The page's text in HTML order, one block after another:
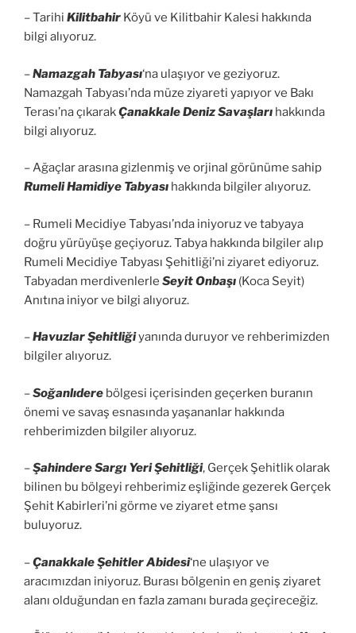
– Tarihi Kilitbahir Köyü ve Kilitbahir Kalesi hakkında
bilgi alıyoruz.
–Namazgah Tabyası‘na ulaşıyor ve geziyoruz.
Namazgah Tabyası’nda müze ziyareti yapıyor ve Bakı
Terası’na çıkarakÇanakkale Deniz Savaşları hakkında
bilgi alıyoruz.
– Ağaçlar arasına gizlenmiş ve orjinal görünüme sahip
Rumeli Hamidiye Tabyası hakkında bilgiler alıyoruz.
– Rumeli Mecidiye Tabyası’nda iniyoruz ve tabyaya
doğru yürüyüşe geçiyoruz. Tabya hakkında bilgiler alıp
Rumeli Mecidiye Tabyası Şehitliği’ni ziyaret ediyoruz.
Tabyadan merdivenlerle Seyit Onbaşı (Koca Seyit)
Anıtına iniyor ve bilgi alıyoruz.
–Havuzlar Şehitliğiyanında duruyor ve rehberimizden
bilgiler alıyoruz.
–Soğanlıdere bölgesi içerisinden geçerken buranın
önemi ve savaş esnasında yaşananlar hakkında
rehberimizden bilgiler alıyoruz.
–Şahindere Sargı Yeri Şehitliği, Gerçek Şehitlik olarak
bilinen bu bölgeyi rehberimiz eşliğinde gezerek Gerçek
Şehit Kabirleri’ni görme ve ziyaret etme şansı
buluyoruz.
–Çanakkale Şehitler Abidesi‘ne ulaşıyor ve
aracımızdan iniyoruz. Burası bölgenin en geniş ziyaret
alanı olduğundan en fazla zamanı burada geçireceğiz.